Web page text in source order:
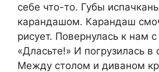
себе что-то. Губы
карандашом. Карандаш
рисует. Повернулась к нам
«Дласьте!» И погрузилась в
Между столом и диваном